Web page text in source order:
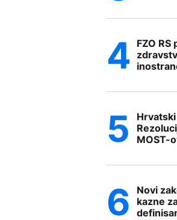
FZO RS
MOST-
Novi
kazne